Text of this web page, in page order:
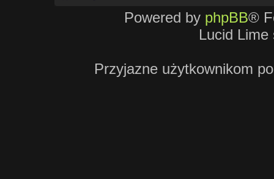
Powered by phpBB®
Lucid
Przyjazne użytkownikom